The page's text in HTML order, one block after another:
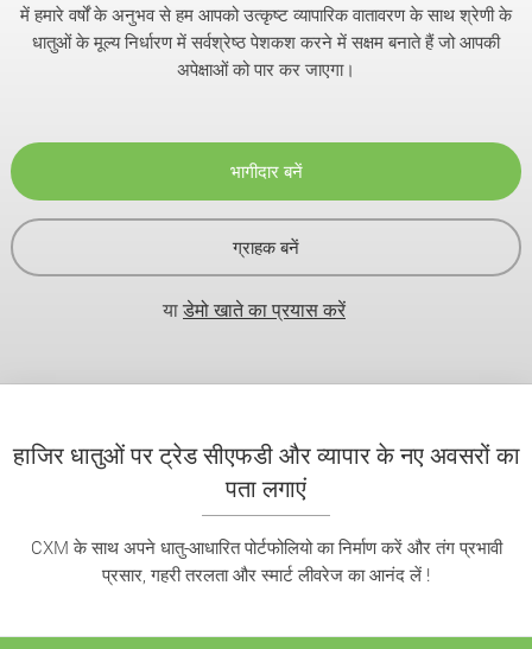
में हमारे वर्षों के अनुभव से हम आपको उत्कृष्ट व्यापारिक वातावरण के साथ श्रेणी के
धातुओं के मूल्य निर्धारण में सर्वश्रेष्ठ पेशकश करने में सक्षम बनाते हैं जो आपकी
अपेक्षाओं को पार कर जाएगा।
भागीदार बनें
ग्राहक बनें
याडेमो खाते का प्रयास करें
हाजिर धातुओं पर ट्रेड सीएफडी और व्यापार के नए अवसरों का
पता लगाएं
CXM के साथ अपने धातु-आधारित पोर्टफोलियो का निर्माण करें और तंग प्रभावी
प्रसार, गहरी तरलता और स्मार्ट लीवरेज का आनंद लें !